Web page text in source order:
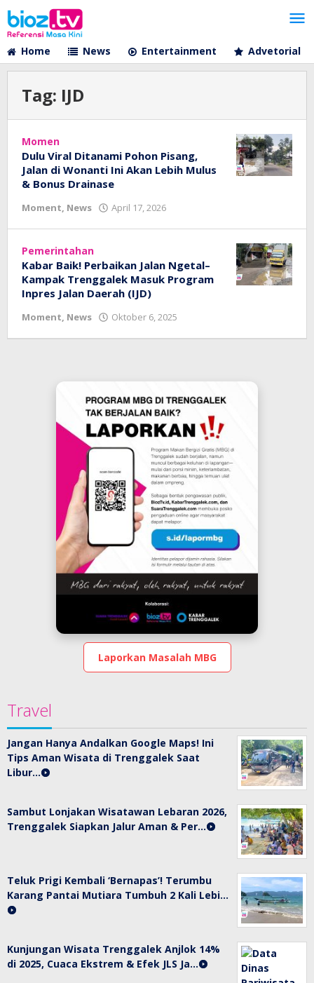
Lewati
ke
konten
Home
News Entertainment Advetorial
Tag: IJD
Momen
Dulu Viral Ditanami Pohon Pisang,
Jalan di Wonanti Ini Akan Lebih Mulus
& Bonus Drainase
Moment, News April 17, 2026
tv
Pemerintahan
Kabar Baik! Perbaikan Jalan Ngetal–
Kampak Trenggalek Masuk Program
Inpres Jalan Daerah (IJD)
Moment, News Oktober 6, 2025
tv
Laporkan Masalah MBG
Travel
Jangan Hanya Andalkan Google Maps! Ini
Tips Aman Wisata di Trenggalek Saat
Libur…
Sambut Lonjakan Wisatawan Lebaran 2026,
Trenggalek Siapkan Jalur Aman & Per…
Teluk Prigi Kembali ‘Bernapas’! Terumbu
Karang Pantai Mutiara Tumbuh 2 Kali Lebi…
Kunjungan Wisata Trenggalek Anjlok 14%
di 2025, Cuaca Ekstrem & Efek JLS Ja…